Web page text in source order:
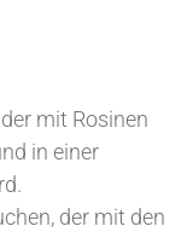
mit Rosinen
in einer
der mit den